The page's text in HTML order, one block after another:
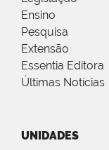
Ensino
Pesquisa
Extensão
Essentia Editora
Últimas Notícias
UNIDADES